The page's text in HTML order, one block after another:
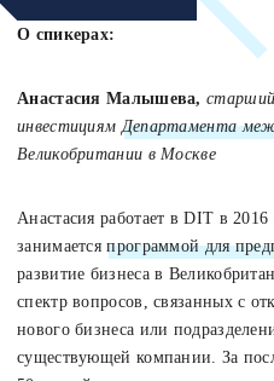
О спикерах:
Анастасия Малышева,
инвестициямДепартамента
Великобритании в Москве
Анастасия работает в DIT в 2016
занимаетсяпрограммой для
развитие бизнеса в
спектр вопросов, связанных с
нового бизнеса или
существующей компании. За